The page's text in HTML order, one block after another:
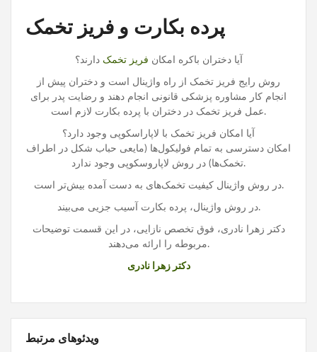
پرده بکارت و فریز تخمک
آیا دختران باکره امکان فریز تخمک دارند؟
روش رایج فریز تخمک از راه واژینال است و دختران پیش از
انجام کار مشاوره پزشکی قانونی انجام دهند و رضایت پدر برای
عمل فریز تخمک در دختران با پرده بکارت لازم است.
آیا امکان فریز تخمک با لاپاراسکوپی وجود دارد؟
امکان دسترسی به تمام فولیکول‌ها (مایعی حباب شکل در اطراف
تخمک‌ها) در روش لاپاروسکوپی وجود ندارد.
در روش واژینال کیفیت تخمک‌های به دست آمده بیش‌تر است.
در روش واژینال، پرده بکارت آسیب جزیی می‌بیند.
دکتر زهرا نادری، فوق تخصص نازایی، در این قسمت توضیحات
مربوطه را ارائه می‌دهند.
دکتر زهرا نادری
ویدئوهای مرتبط